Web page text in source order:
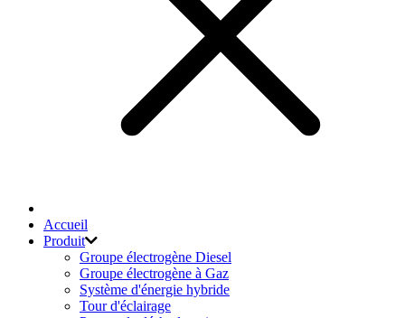
Accueil
Produit
Groupe électrogène Diesel
Groupe électrogène à Gaz
Système d'énergie hybride
Tour d'éclairage